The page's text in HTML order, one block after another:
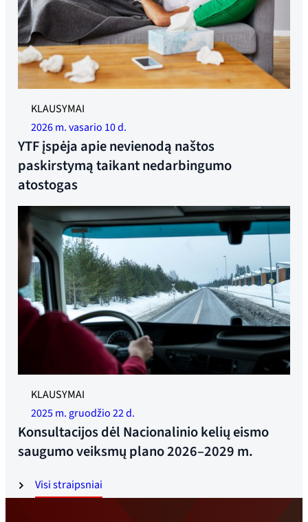
Visi straipsniai
Iliustracinė nuotrauka.
KLAUSYMAI
2026 m. vasario 10 d.
YTF įspėja apie nevienodą naštos
paskirstymą taikant nedarbingumo
atostogas
Dabar statoma daugiau visą parą veikiančių poilsio zonų.
Nuotrauka: Jonas Ruud
KLAUSYMAI
2025 m. gruodžio 22 d.
Konsultacijos dėl Nacionalinio kelių eismo
saugumo veiksmų plano 2026–2029 m.